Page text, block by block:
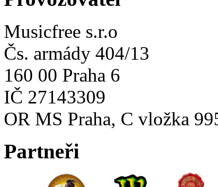
Musicfree s.r.o
Čs. armády 404/13
160 00 Praha 6
IČ 27143309
OR MS Praha, C vložka
Partneři